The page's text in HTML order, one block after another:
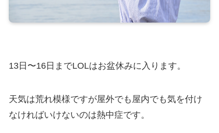
13日〜16日までLOLはお盆休みに入ります。
天気は荒れ模様ですが屋外でも屋内でも気を付け
なければいけないのは熱中症です。